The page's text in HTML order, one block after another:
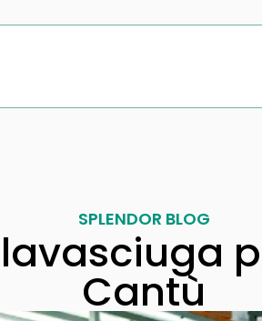
SPLENDOR BLOG
Cantù